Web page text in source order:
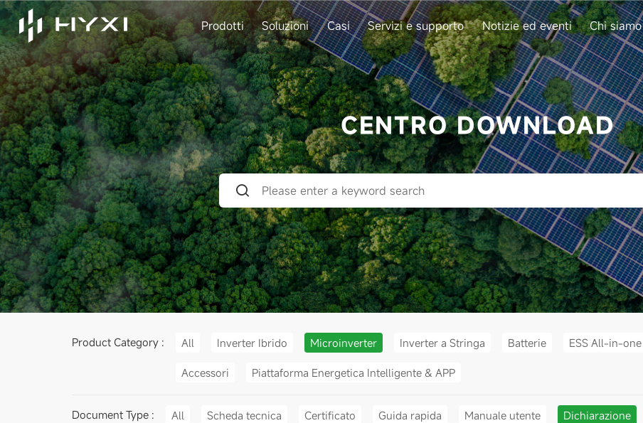
Prodotti Soluzioni Casi Servizi e supporto Notizie ed eventi Chi siamo
CENTRO DOWNLOAD
Product Category : All Inverter Ibrido Microinverter Inverter a Stringa Batterie ESS All-in-one
Accessori Piattaforma Energetica Intelligente & APP
Document Type : All Scheda tecnica Certificato Guida rapida Manuale utente Dichiarazione